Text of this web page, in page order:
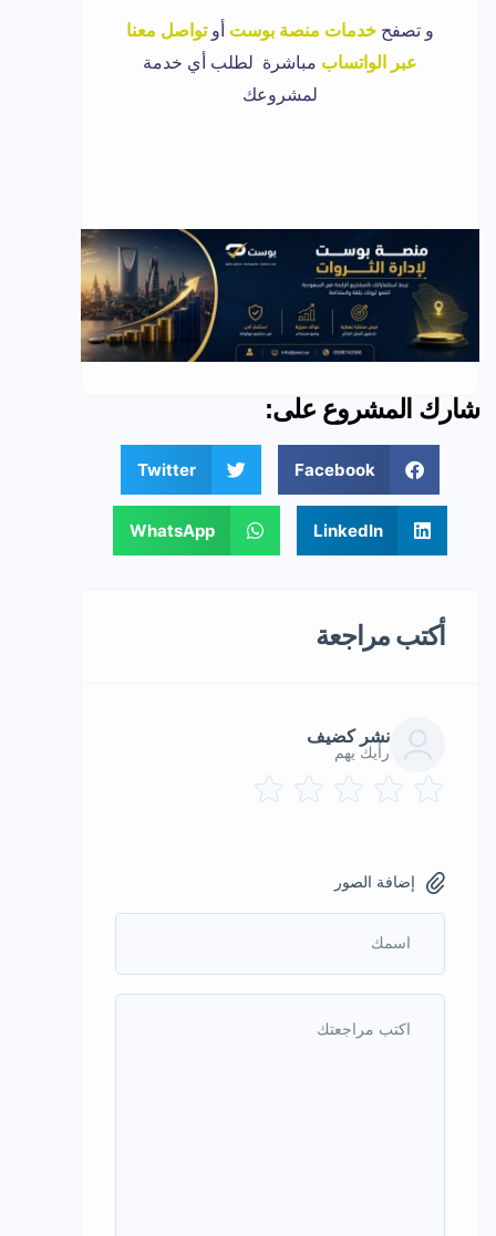
و تصفح خدمات منصة بوست أو تواصل معنا
عبر الواتساب مباشرة لطلب أي خدمة
لمشروعك
شارك المشروع على:
Facebook
Twitter
LinkedIn
WhatsApp
أكتب مراجعة
نشر كضيف
رأيك يهم
إضافة الصور